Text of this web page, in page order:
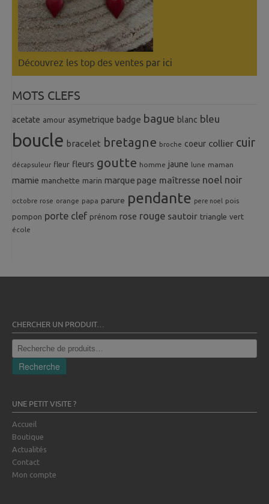
Découvrez les top des ventes par ici
MOTS CLEFS
acetate amour asymetrique badge bague blanc bleu
boucle bracelet bretagne broche coeur collier cuir
décapsuleur fleur fleurs goutte homme jaune lune maman
mamie manchette marin marque page maîtresse noel noir
octobre rose orange papa parure pendante pere noel pois
pompon porte clef prénom rose rouge sautoir triangle vert
école
CHERCHER UN PRODUIT…
Recherche
pour :
Recherche
UNE PETIT VISITE ?
Accueil
Boutique
Actualités
Contact
Mon compte